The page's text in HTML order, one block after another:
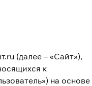
(далее – «Сайт»),
к
на основе